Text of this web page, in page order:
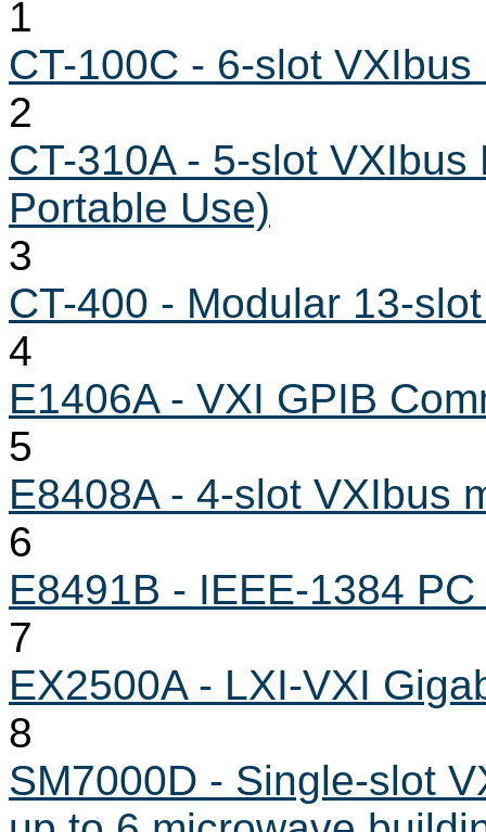
1
CT-100C - 6-slot
2
CT-310A - 5-slot
Portable Use)
3
CT-400 - Modular 13-
4
E1406A - VXI GPIB
5
E8408A - 4-slot VXIbus
6
E8491B - IEEE-1384
7
EX2500A - LXI-VXI
8
SM7000D - Single-slot